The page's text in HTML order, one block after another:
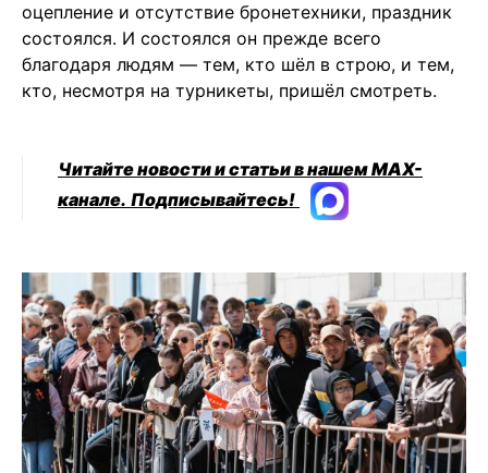
оцепление и отсутствие бронетехники, праздник
состоялся. И состоялся он прежде всего
благодаря людям — тем, кто шёл в строю, и тем,
кто, несмотря на турникеты, пришёл смотреть.
Читайте новости и статьи в нашем MAX-
канале. Подписывайтесь!